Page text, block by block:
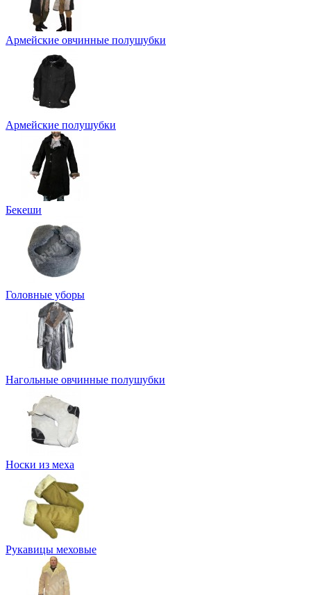
Армейские овчинные полушубки
Армейские полушубки
Бекеши
Головные уборы
Нагольные овчинные полушубки
Носки из меха
Рукавицы меховые